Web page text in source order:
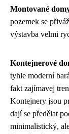
Montované
pozemek se
výstavba velmi
Kontejnerové
tyhle moderní
fakt zajímavej
Kontejnery jsou
dají se předělat
minimalistický,